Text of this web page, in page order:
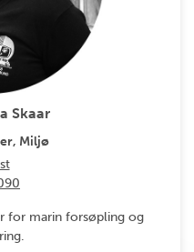
Skaar
Miljø
for marin forsøpling og